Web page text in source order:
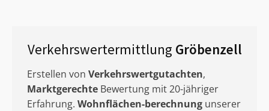
Verkehrswertermittlung Gröbenzell
Erstellen von Verkehrswertgutachten,
Marktgerechte Bewertung mit 20-jähriger
Erfahrung. Wohnflächen-berechnung unserer